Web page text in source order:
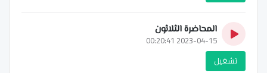
المحاضرة الثلاثون
2023-04-15 00:20:41
تشغيل